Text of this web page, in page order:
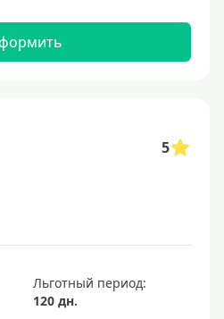
5
Льготный период:
120 дн.